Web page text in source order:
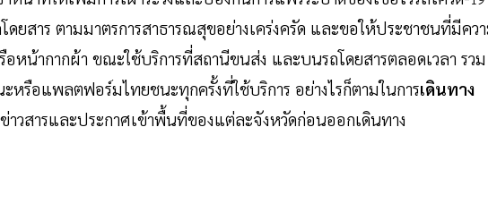
ยสาร ตามมาตรการสาธารณสุขอย่างเคร่งครัด และขอให้ประชาชนที่มีคว
หน้ากากผ้า ขณะใช้บริการที่สถานีขนส่ง และบนรถโดยสารตลอดเวลา รวม
รือแพลตฟอร์มไทยชนะทุกครั้งที่ใช้บริการ อย่างไรก็ตามในการเดินทาง
วสารและประกาศเข้าพื้นที่ของแต่ละจังหวัดก่อนออกเดินทาง